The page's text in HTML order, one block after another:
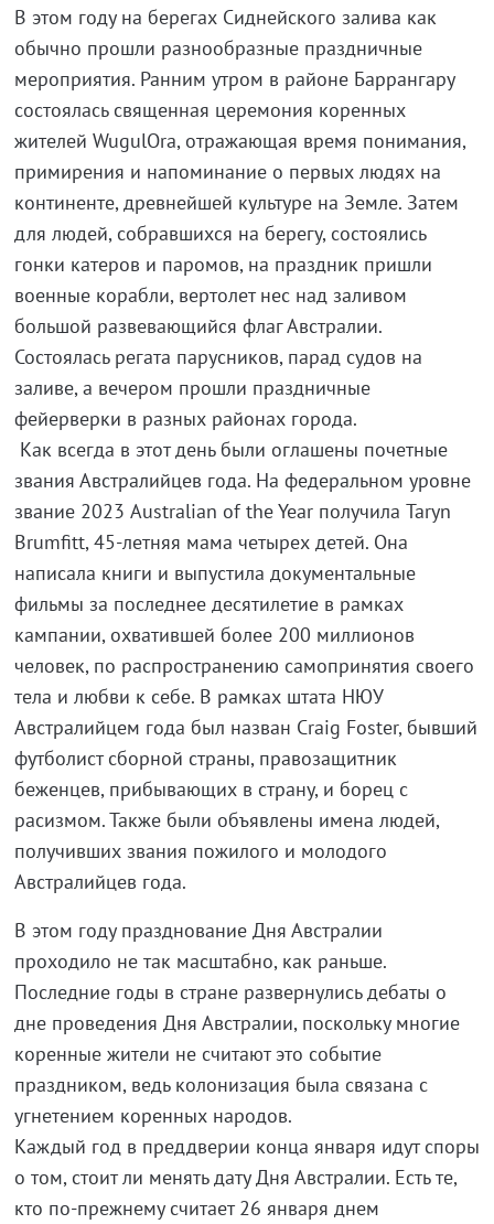
В этом году на берегах Сиднейского залива как
обычно прошли разнообразные праздничные
мероприятия. Ранним утром в районе Баррангару
состоялась священная церемония коренных
жителей WugulOra, отражающая время понимания,
примирения и напоминание о первых людях на
континенте, древнейшей культуре на Земле. Затем
для людей, собравшихся на берегу, состоялись
гонки катеров и паромов, на праздник пришли
военные корабли, вертолет нес над заливом
большой развевающийся флаг Австралии.
Состоялась регата парусников, парад судов на
заливе, а вечером прошли праздничные
фейерверки в разных районах города.
Как всегда в этот день были оглашены почетные
звания Австралийцев года. На федеральном уровне
звание 2023 Australian of the Year получила Taryn
Brumfitt, 45-летняя мама четырех детей. Она
написала книги и выпустила документальные
фильмы за последнее десятилетие в рамках
кампании, охватившей более 200 миллионов
человек, по распространению самопринятия своего
тела и любви к себе. В рамках штата НЮУ
Австралийцем года был назван Craig Foster, бывший
футболист сборной страны, правозащитник
беженцев, прибывающих в страну, и борец с
расизмом. Также были объявлены имена людей,
получивших звания пожилого и молодого
Австралийцев года.
В этом году празднование Дня Австралии
проходило не так масштабно, как раньше.
Последние годы в стране развернулись дебаты о
дне проведения Дня Австралии, поскольку многие
коренные жители не считают это событие
праздником, ведь колонизация была связана с
угнетением коренных народов.
Каждый год в преддверии конца января идут споры
о том, стоит ли менять дату Дня Австралии. Есть те,
кто по-прежнему считает 26 января днем